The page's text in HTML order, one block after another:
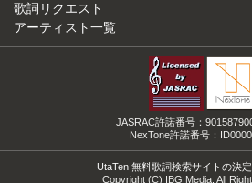
歌詞リクエスト
アーティスト一覧
JASRAC許諾番号：
NexTone許諾番号：
UtaTen 無料歌詞検索サイトの決
Copyright (C) IBG Media. All